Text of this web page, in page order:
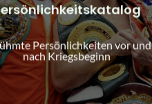
Persönlichkeiten vor und
nach Kriegsbeginn
Menschen vor und nach
Kriegsbeginn
Details anzeigen